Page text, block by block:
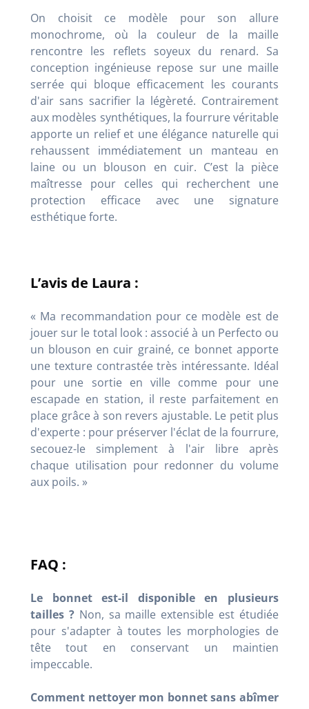
On choisit ce modèle pour son allure
monochrome, où la couleur de la maille
rencontre les reflets soyeux du renard. Sa
conception ingénieuse repose sur une maille
serrée qui bloque efficacement les courants
d'air sans sacrifier la légèreté. Contrairement
aux modèles synthétiques, la fourrure véritable
apporte un relief et une élégance naturelle qui
rehaussent immédiatement un manteau en
laine ou un blouson en cuir. C’est la pièce
maîtresse pour celles qui recherchent une
protection efficace avec une signature
esthétique forte.
L’avis de Laura :
« Ma recommandation pour ce modèle est de
jouer sur le total look : associé à un Perfecto ou
un blouson en cuir grainé, ce bonnet apporte
une texture contrastée très intéressante. Idéal
pour une sortie en ville comme pour une
escapade en station, il reste parfaitement en
place grâce à son revers ajustable. Le petit plus
d'experte : pour préserver l'éclat de la fourrure,
secouez-le simplement à l'air libre après
chaque utilisation pour redonner du volume
aux poils. »
FAQ :
Le bonnet est-il disponible en plusieurs
tailles ?Non, sa maille extensible est étudiée
pour s'adapter à toutes les morphologies de
tête tout en conservant un maintien
impeccable.
Comment nettoyer mon bonnet sans abîmer